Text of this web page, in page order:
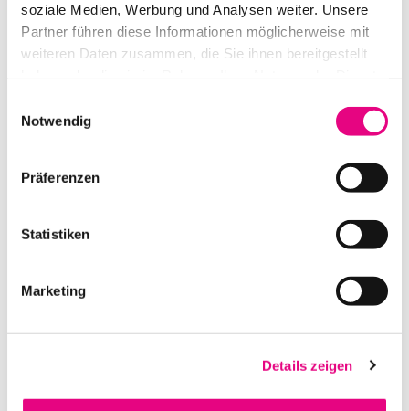
soziale Medien, Werbung und Analysen weiter. Unsere
Partner führen diese Informationen möglicherweise mit
weiteren Daten zusammen, die Sie ihnen bereitgestellt
Notwendig
Präferenzen
Statistiken
Marketing
Details zeigen
03. JULI 2023
2023 feierte die Gemeinde
14. AUGUST 2022
Passend zum Wochenende des